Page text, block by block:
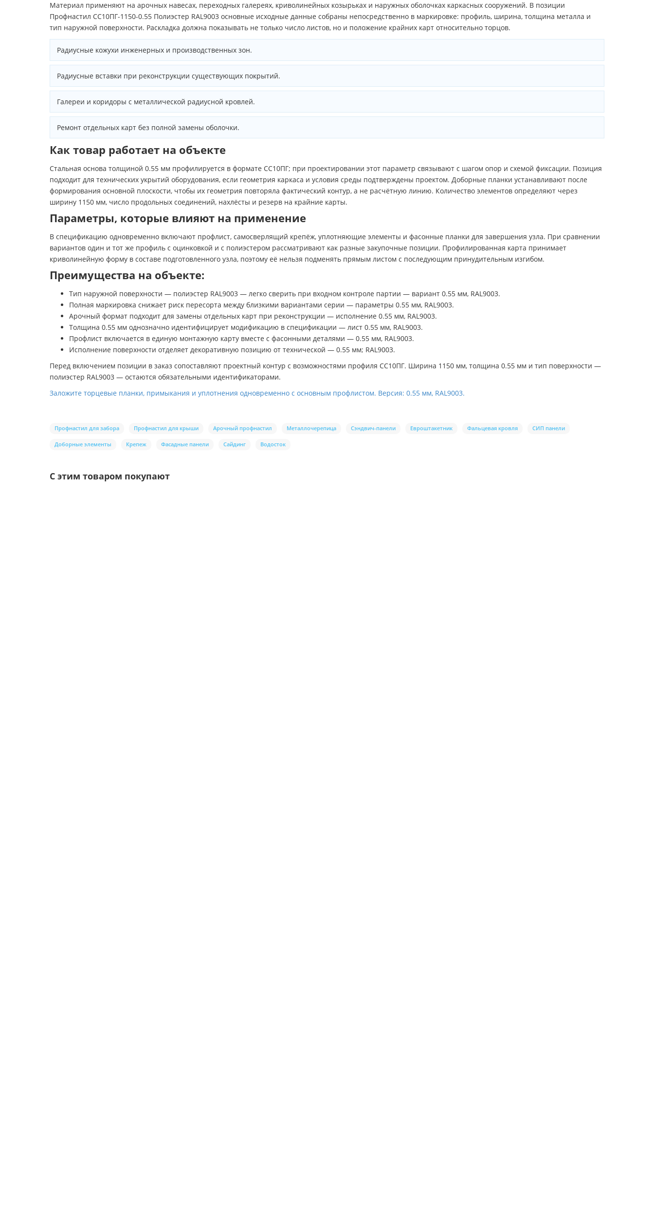
Материал применяют на арочных навесах, переходных галереях, криволинейных козырьках и наружных оболочках каркасных сооружений. В позиции
Профнастил СС10ПГ-1150-0.55 Полиэстер RAL9003 основные исходные данные собраны непосредственно в маркировке: профиль, ширина, толщина металла и
тип наружной поверхности. Раскладка должна показывать не только число листов, но и положение крайних карт относительно торцов.
Радиусные кожухи инженерных и производственных зон.
Радиусные вставки при реконструкции существующих покрытий.
Галереи и коридоры с металлической радиусной кровлей.
Ремонт отдельных карт без полной замены оболочки.
Как товар работает на объекте
Стальная основа толщиной 0.55 мм профилируется в формате СС10ПГ; при проектировании этот параметр связывают с шагом опор и схемой фиксации. Позиция
подходит для технических укрытий оборудования, если геометрия каркаса и условия среды подтверждены проектом. Доборные планки устанавливают после
формирования основной плоскости, чтобы их геометрия повторяла фактический контур, а не расчётную линию. Количество элементов определяют через
ширину 1150 мм, число продольных соединений, нахлёсты и резерв на крайние карты.
Параметры, которые влияют на применение
В спецификацию одновременно включают профлист, самосверлящий крепёж, уплотняющие элементы и фасонные планки для завершения узла. При сравнении
вариантов один и тот же профиль с оцинковкой и с полиэстером рассматривают как разные закупочные позиции. Профилированная карта принимает
криволинейную форму в составе подготовленного узла, поэтому её нельзя подменять прямым листом с последующим принудительным изгибом.
Преимущества на объекте:
Тип наружной поверхности — полиэстер RAL9003 — легко сверить при входном контроле партии — вариант 0.55 мм, RAL9003.
Полная маркировка снижает риск пересорта между близкими вариантами серии — параметры 0.55 мм, RAL9003.
Арочный формат подходит для замены отдельных карт при реконструкции — исполнение 0.55 мм, RAL9003.
Толщина 0.55 мм однозначно идентифицирует модификацию в спецификации — лист 0.55 мм, RAL9003.
Профлист включается в единую монтажную карту вместе с фасонными деталями — 0.55 мм, RAL9003.
Исполнение поверхности отделяет декоративную позицию от технической — 0.55 мм; RAL9003.
Перед включением позиции в заказ сопоставляют проектный контур с возможностями профиля СС10ПГ. Ширина 1150 мм, толщина 0.55 мм и тип поверхности —
полиэстер RAL9003 — остаются обязательными идентификаторами.
Заложите торцевые планки, примыкания и уплотнения одновременно с основным профлистом. Версия: 0.55 мм, RAL9003.
Профнастил для забора Профнастил для крыши Арочный профнастил Металлочерепица Сэндвич-панели Евроштакетник Фальцевая кровля СИП панели
Доборные элементы Крепеж Фасадные панели Сайдинг Водосток
С этим товаром покупают